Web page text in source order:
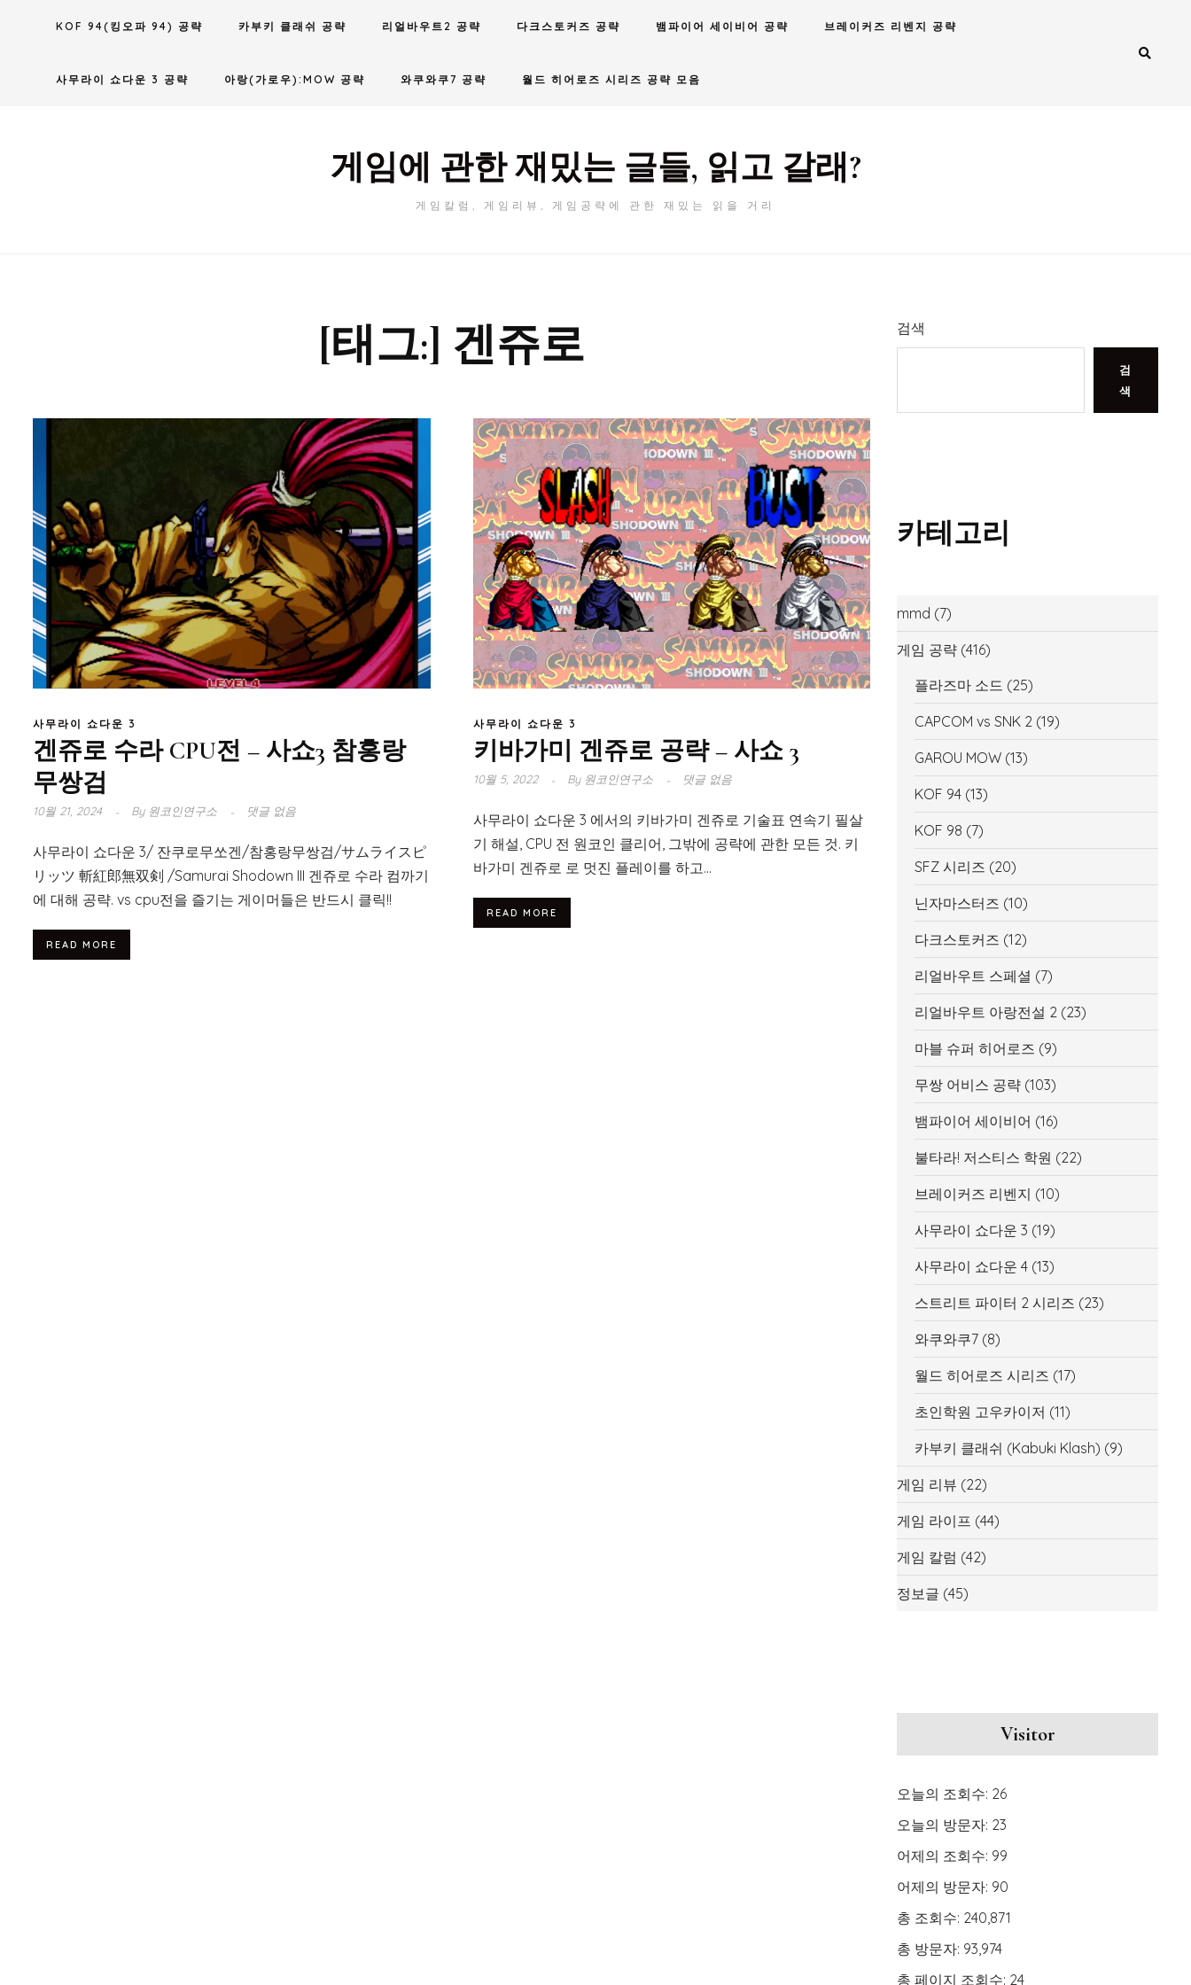
KOF 94(킹오파 94) 공략 카부키 클래쉬 공략 리얼바우트2 공략 다크스토커즈 공략 뱀파이어 세이비어 공략 브레이커즈 리벤지 공략
사무라이 쇼다운 3 공략 아랑(가로우):MOW 공략 와쿠와쿠7 공략 월드 히어로즈 시리즈 공략 모음
게임에 관한 재밌는 글들, 읽고 갈래?
게임칼럼, 게임리뷰, 게임공략에 관한 재밌는 읽을 거리
[태그:] 겐쥬로
사무라이 쇼다운 3
겐쥬로 수라 CPU전 – 사쇼3 참홍랑
무쌍검
10월 21, 2024 By원코인연구소 댓글 없음
사무라이 쇼다운 3/ 잔쿠로무쏘겐/참홍랑무쌍검/サムライスピ
リッツ 斬紅郎無双剣 /Samurai Shodown III 겐쥬로 수라 컴까기
에 대해 공략. vs cpu전을 즐기는 게이머들은 반드시 클릭!!
READ MORE
사무라이 쇼다운 3
키바가미 겐쥬로 공략 – 사쇼 3
10월 5, 2022 By원코인연구소 댓글 없음
사무라이 쇼다운 3 에서의 키바가미 겐쥬로 기술표 연속기 필살
기 해설, CPU 전 원코인 클리어, 그밖에 공략에 관한 모든 것. 키
바가미 겐쥬로 로 멋진 플레이를 하고...
READ MORE
검색
검
색
카테고리
mmd (7)
게임 공략 (416)
플라즈마 소드 (25)
CAPCOM vs SNK 2 (19)
GAROU MOW (13)
KOF 94 (13)
KOF 98 (7)
SFZ 시리즈 (20)
닌자마스터즈 (10)
다크스토커즈 (12)
리얼바우트 스페셜 (7)
리얼바우트 아랑전설 2 (23)
마블 슈퍼 히어로즈 (9)
무쌍 어비스 공략 (103)
뱀파이어 세이비어 (16)
불타라! 저스티스 학원 (22)
브레이커즈 리벤지 (10)
사무라이 쇼다운 3 (19)
사무라이 쇼다운 4 (13)
스트리트 파이터 2 시리즈 (23)
와쿠와쿠7 (8)
월드 히어로즈 시리즈 (17)
초인학원 고우카이저 (11)
카부키 클래쉬 (Kabuki Klash) (9)
게임 리뷰 (22)
게임 라이프 (44)
게임 칼럼 (42)
정보글 (45)
Visitor
오늘의 조회수: 26
오늘의 방문자: 23
어제의 조회수: 99
어제의 방문자: 90
총 조회수: 240,871
총 방문자: 93,974
총 페이지 조회수: 24